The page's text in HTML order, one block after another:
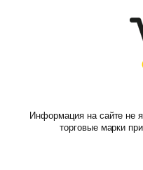
Информация на сайте не
торговые марки